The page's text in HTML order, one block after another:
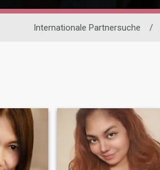
Internationale Partnersuche /